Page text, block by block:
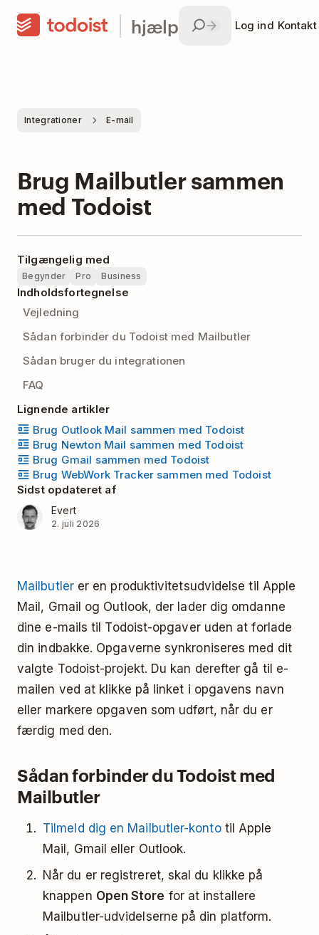
hjælp Log ind
Integrationer E-mail
Brug Mailbutler sammen
med Todoist
Tilgængelig med
Begynder Pro Business
Indholdsfortegnelse
Vejledning
Sådan forbinder du Todoist med Mailbutler
Sådan bruger du integrationen
FAQ
Lignende artikler
Brug Outlook Mail sammen med Todoist
Brug Newton Mail sammen med Todoist
Brug Gmail sammen med Todoist
Brug WebWork Tracker sammen med Todoist
Sidst opdateret af
Evert
2. juli 2026
Mailbutlerer en produktivitetsudvidelse til Apple
Mail, Gmail og Outlook, der lader dig omdanne
dine e-mails til Todoist-opgaver uden at forlade
din indbakke. Opgaverne synkroniseres med dit
valgte Todoist-projekt. Du kan derefter gå til e-
mailen ved at klikke på linket i opgavens navn
eller markere opgaven som udført, når du er
færdig med den.
Sådan forbinder du Todoist med
Mailbutler
Tilmeld dig en Mailbutler-kontotil Apple
Mail, Gmail eller Outlook.
Når du er registreret, skal du klikke på
knappen Open Store for at installere
Mailbutler-udvidelserne på din platform.